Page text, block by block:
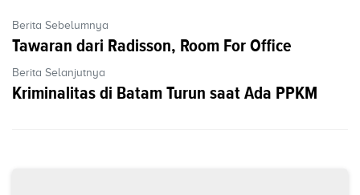
Berita Sebelumnya
Tawaran dari Radisson, Room For Office
Berita Selanjutnya
Kriminalitas di Batam Turun saat Ada PPKM